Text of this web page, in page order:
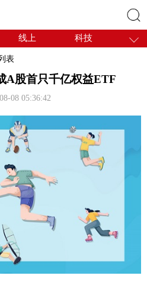
搜索
线上
科技
表
A股首只千亿权益ETF
08 05:36:42